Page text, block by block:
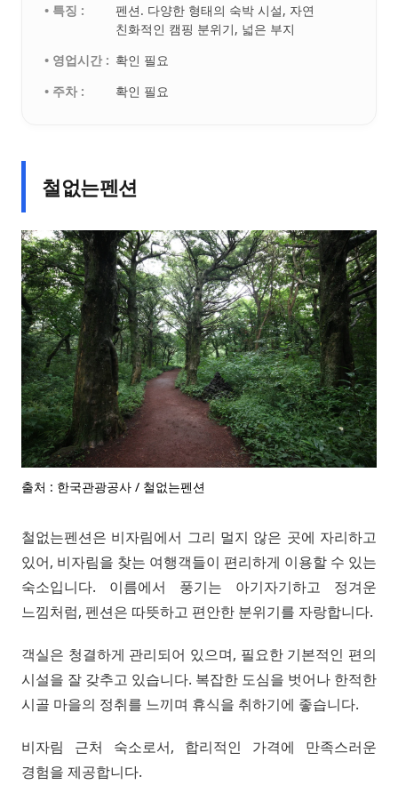
• 특징 :
펜션. 다양한 형태의 숙박 시설, 자연
친화적인 캠핑 분위기, 넓은 부지
• 영업시간 : 확인 필요
• 주차 :
확인 필요
철없는펜션
출처 : 한국관광공사 / 철없는펜션
철없는펜션은 비자림에서 그리 멀지 않은 곳에 자리하고
있어, 비자림을 찾는 여행객들이 편리하게 이용할 수 있는
숙소입니다. 이름에서 풍기는 아기자기하고 정겨운
느낌처럼, 펜션은 따뜻하고 편안한 분위기를 자랑합니다.
객실은 청결하게 관리되어 있으며, 필요한 기본적인 편의
시설을 잘 갖추고 있습니다. 복잡한 도심을 벗어나 한적한
시골 마을의 정취를 느끼며 휴식을 취하기에 좋습니다.
비자림 근처 숙소로서, 합리적인 가격에 만족스러운
경험을 제공합니다.